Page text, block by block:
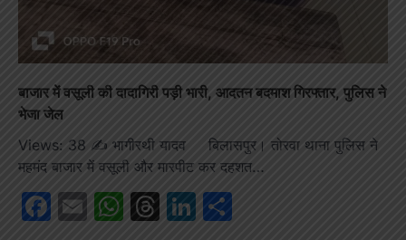
बाजार में वसूली की दादागिरी पड़ी भारी, आदतन बदमाश गिरफ्तार, पुलिस ने
भेजा जेल
Views: 38 ✍️ भागीरथी यादव बिलासपुर। तोरवा थाना पुलिस ने
महमंद बाजार में वसूली और मारपीट कर दहशत…
Facebook
EmailWhatsApp
Threads
LinkedIn